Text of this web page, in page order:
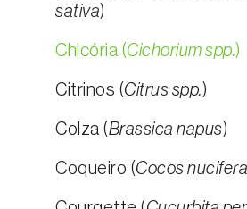
sativa)
Chicória (Cichorium spp.)
Citrinos (Citrus spp.)
Colza (Brassica napus)
Coqueiro (Cocos nucifera